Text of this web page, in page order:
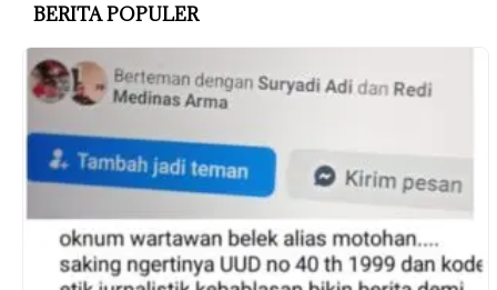
BERITA POPULER